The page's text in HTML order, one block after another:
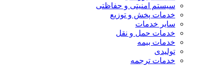
سیستم امنیتی و حفاظتی
خدمات پخش و توزیع
سایر خدمات
خدمات حمل و نقل
خدمات بیمه
تولیدی
خدمات ترجمه